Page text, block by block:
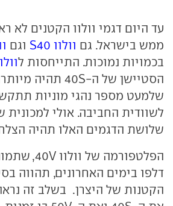
עד היום דגמי וולוו הקטנים לא
ממש בישראל. גם וולוו S40 וגם
בכמויות נמוכות. התייחסות ל
הסטיישן של ה-S
40 תהיה
שלמעט מספר נהגי מוניות
לשוודית החביבה. אולי
שלושת הדגמים האלו תהיה
הפלטפורמה של וולוו V
40,
דלפו בימים האחרונים, תהווה
הקטנות של היצרן. בשלב זה